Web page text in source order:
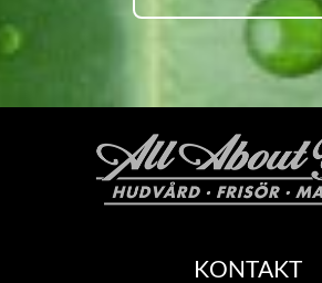
KONTAKT